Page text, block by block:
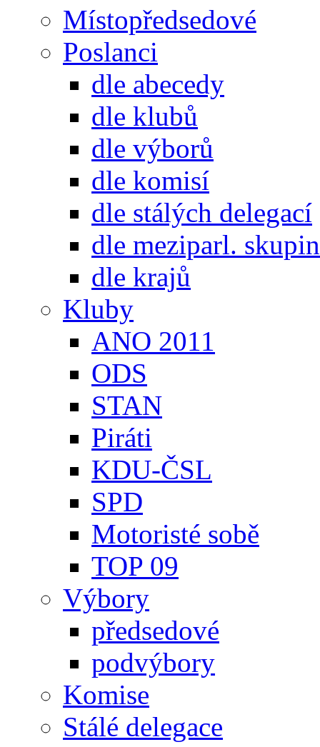
Místopředsedové
Poslanci
dle abecedy
dle klubů
dle výborů
dle komisí
dle stálých delegací
dle meziparl. skupin
dle krajů
Kluby
ANO 2011
ODS
STAN
Piráti
KDU-ČSL
SPD
Motoristé sobě
TOP 09
Výbory
předsedové
podvýbory
Komise
Stálé delegace